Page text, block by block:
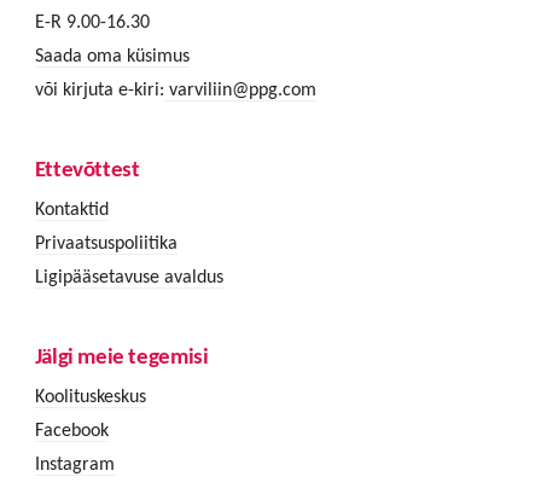
E-R 9.00-16.30
Saada oma küsimus
või kirjuta e-kiri: varviliin@ppg.com
Ettevõttest
Kontaktid
Privaatsuspoliitika
Ligipääsetavuse avaldus
Jälgi meie tegemisi
Koolituskeskus
Facebook
Instagram